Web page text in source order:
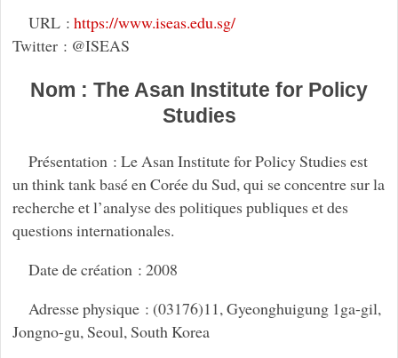
URL : https://www.iseas.edu.sg/
Twitter : @ISEAS
Nom : The Asan Institute for Policy
Studies
Présentation : Le Asan Institute for Policy Studies est
un think tank basé en Corée du Sud, qui se concentre sur la
recherche et l’analyse des politiques publiques et des
questions internationales.
Date de création : 2008
Adresse physique : (03176)11, Gyeonghuigung 1ga-gil,
Jongno-gu, Seoul, South Korea